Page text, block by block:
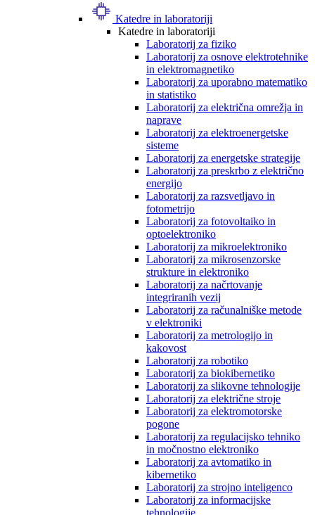
Katedre in laboratoriji
Katedre in laboratoriji
Laboratorij za fiziko
Laboratorij za osnove elektrotehnike
in elektromagnetiko
Laboratorij za uporabno matematiko
in statistiko
Laboratorij za električna omrežja in
naprave
Laboratorij za elektroenergetske
sisteme
Laboratorij za energetske strategije
Laboratorij za preskrbo z električno
energijo
Laboratorij za razsvetljavo in
fotometrijo
Laboratorij za fotovoltaiko in
optoelektroniko
Laboratorij za mikroelektroniko
Laboratorij za mikrosenzorske
strukture in elektroniko
Laboratorij za načrtovanje
integriranih vezij
Laboratorij za računalniške metode
v elektroniki
Laboratorij za metrologijo in
kakovost
Laboratorij za robotiko
Laboratorij za biokibernetiko
Laboratorij za slikovne tehnologije
Laboratorij za električne stroje
Laboratorij za elektromotorske
pogone
Laboratorij za regulacijsko tehniko
in močnostno elektroniko
Laboratorij za avtomatiko in
kibernetiko
Laboratorij za strojno inteligenco
Laboratorij za informacijske
tehnologije